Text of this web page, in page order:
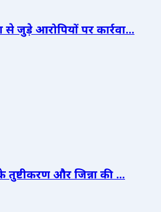
जुड़े आरोपियों पर कार्रवा...
और जिन्ना की ...